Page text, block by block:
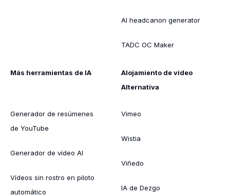
AI headcanon generator
TADC OC Maker
Más herramientas de IA
Generador de resúmenes
de YouTube
Generador de vídeo AI
Vídeos sin rostro en piloto
automático
Alojamiento de vídeo
Alternativa
Vimeo
Wistia
Viñedo
IA de Dezgo